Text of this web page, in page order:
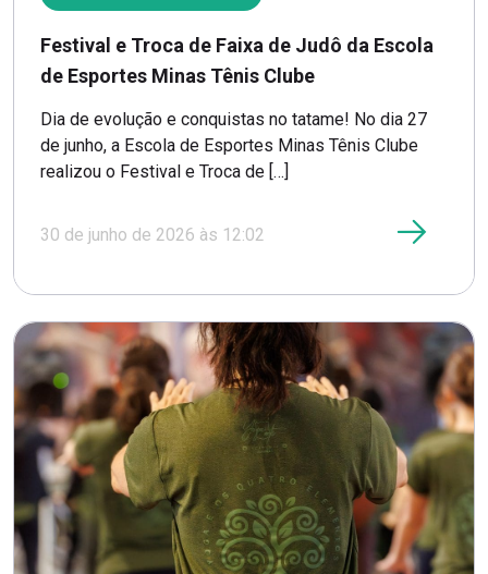
Festival e Troca de Faixa de Judô da Escola
de Esportes Minas Tênis Clube
Dia de evolução e conquistas no tatame! No dia 27
de junho, a Escola de Esportes Minas Tênis Clube
realizou o Festival e Troca de […]
30 de junho de 2026 às 12:02